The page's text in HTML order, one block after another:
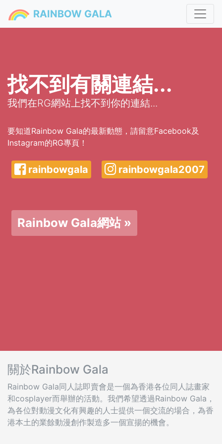
RAINBOW GALA
找不到有關連結...
我們在RG網站上找不到你的連結...
要知道Rainbow Gala的最新動態，請留意Facebook及
Instagram的RG專頁！
rainbowgala rainbowgala2007
Rainbow Gala網站 »
關於Rainbow Gala
Rainbow Gala同人誌即賣會是一個為香港各位同人誌畫家
和cosplayer而舉辦的活動。我們希望透過Rainbow Gala，
為各位對動漫文化有興趣的人士提供一個交流的場合，為香
港本土的業餘動漫創作製造多一個宣揚的機會。